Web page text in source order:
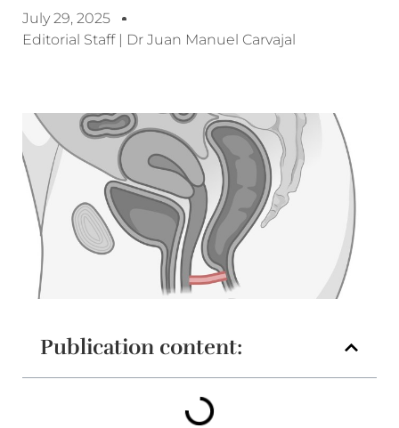
July 29, 2025
Editorial Staff | Dr Juan Manuel Carvajal
Publication content: